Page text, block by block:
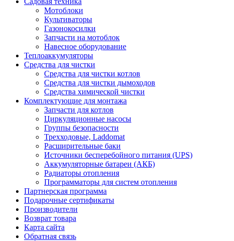
Мотоблоки
Культиваторы
Газонокосилки
Запчасти на мотоблок
Навесное оборудование
Теплоаккумуляторы
Средства для чистки
Средства для чистки котлов
Средства для чистки дымоходов
Средства химической чистки
Комплектующие для монтажа
Запчасти для котлов
Циркуляционные насосы
Группы безопасности
Трехходовые, Laddomat
Расширительные баки
Источники бесперебойного питания (UPS)
Аккумуляторные батареи (АКБ)
Радиаторы отопления
Программаторы для систем отопления
Партнерская программа
Подарочные сертификаты
Производители
Возврат товара
Карта сайта
Обратная связь